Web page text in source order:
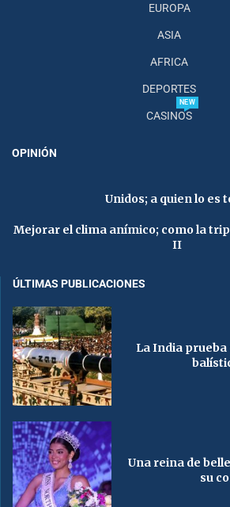
EUROPA
ASIA
AFRICA
DEPORTES
CASINOS
NEW
OPINIÓN
Unidos; a quien lo es
Mejorar el clima anímico; como la
II
ÚLTIMAS PUBLICACIONES
La India
Una reina de
su